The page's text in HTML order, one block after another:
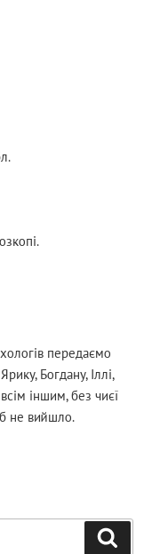
передаємо
Богдану, Іллі,
іншим, без чиєї
не вийшло.